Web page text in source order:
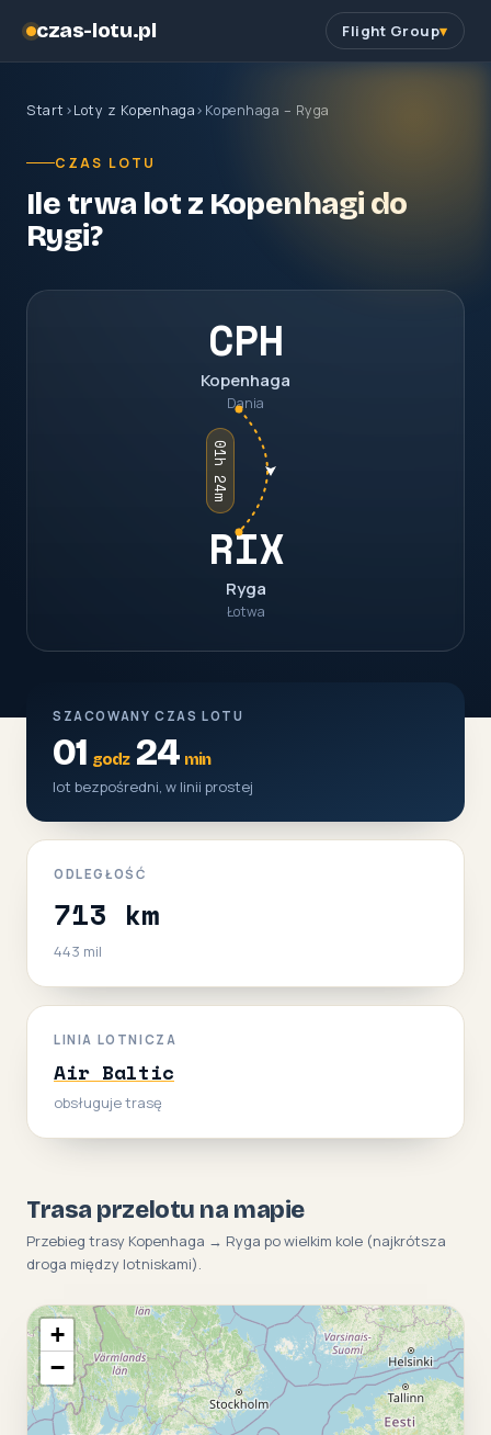
czas-lotu.pl Flight Group
Start ›Loty z Kopenhaga› Kopenhaga – Ryga
CZAS LOTU
Ile trwa lot z Kopenhagi do
Rygi?
CPH
Kopenhaga
Dania
01h 24m
RIX
Ryga
Łotwa
SZACOWANY CZAS LOTU
01 godz24 min
lot bezpośredni, w linii prostej
ODLEGŁOŚĆ
713 km
443 mil
LINIA LOTNICZA
Air Baltic
obsługuje trasę
Trasa przelotu na mapie
Przebieg trasy Kopenhaga → Ryga po wielkim kole (najkrótsza
droga między lotniskami).
+
−